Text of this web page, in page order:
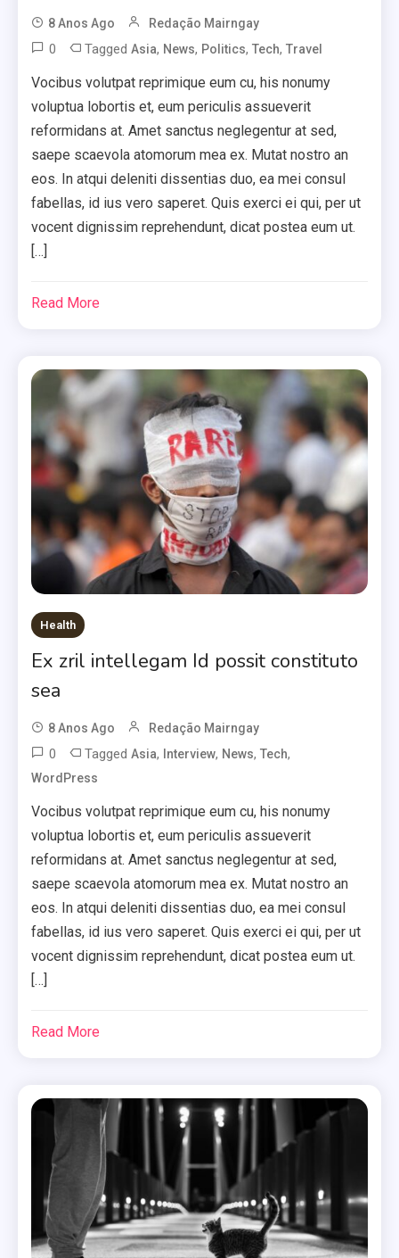
8 Anos Ago Redação Mairngay
0 TaggedAsia, News, Politics,Tech,Travel
Vocibus volutpat reprimique eum cu, his nonumy
voluptua lobortis et, eum periculis assueverit
reformidans at. Amet sanctus neglegentur at sed,
saepe scaevola atomorum mea ex. Mutat nostro an
eos. In atqui deleniti dissentias duo, ea mei consul
fabellas, id ius vero saperet. Quis exerci ei qui, per ut
vocent dignissim reprehendunt, dicat postea eum ut.
[…]
Read More
Health
Ex zril intellegam Id possit constituto
sea
8 Anos Ago Redação Mairngay
0 TaggedAsia, Interview, News,Tech,
WordPress
Vocibus volutpat reprimique eum cu, his nonumy
voluptua lobortis et, eum periculis assueverit
reformidans at. Amet sanctus neglegentur at sed,
saepe scaevola atomorum mea ex. Mutat nostro an
eos. In atqui deleniti dissentias duo, ea mei consul
fabellas, id ius vero saperet. Quis exerci ei qui, per ut
vocent dignissim reprehendunt, dicat postea eum ut.
[…]
Read More